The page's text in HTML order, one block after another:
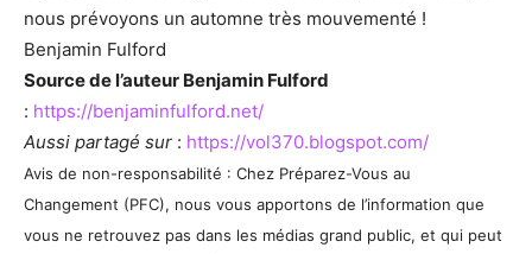
nous prévoyons un automne très mouvementé !
Benjamin Fulford
Source de l’auteur Benjamin Fulford
: https://benjaminfulford.net/
Aussi partagé sur : https://vol370.blogspot.com/
Avis de non-responsabilité : Chez Préparez-Vous au
Changement (PFC), nous vous apportons de l’information que
vous ne retrouvez pas dans les médias grand public, et qui peut